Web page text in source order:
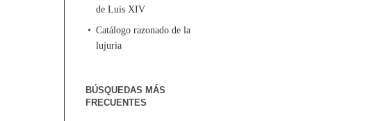
de Luis XIV
Catálogo razonado de la
lujuria
BÚSQUEDAS MÁS
FRECUENTES